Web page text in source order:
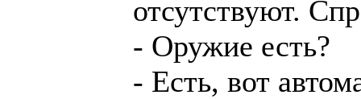
отсутствуют.
- Оружие есть?
- Есть, вот